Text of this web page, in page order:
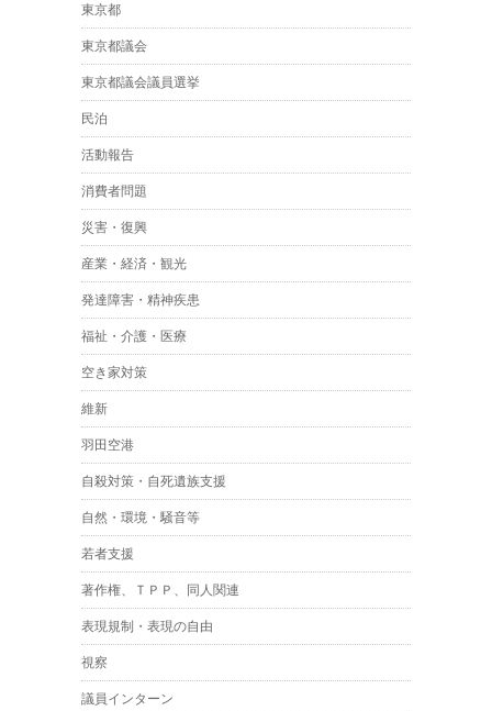
東京都
東京都議会
東京都議会議員選挙
民泊
活動報告
消費者問題
災害・復興
産業・経済・観光
発達障害・精神疾患
福祉・介護・医療
空き家対策
維新
羽田空港
自殺対策・自死遺族支援
自然・環境・騒音等
若者支援
著作権、ＴＰＰ、同人関連
表現規制・表現の自由
視察
議員インターン